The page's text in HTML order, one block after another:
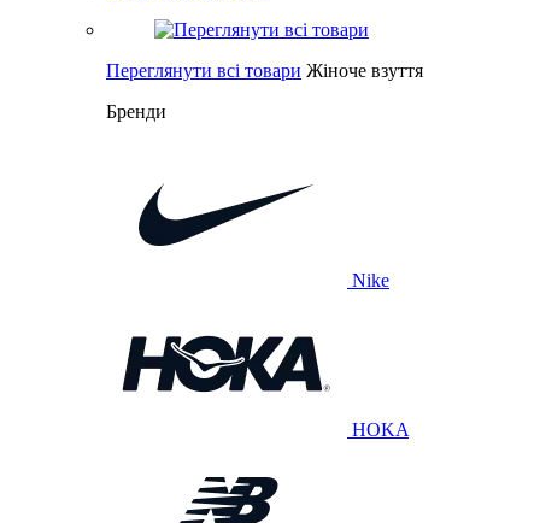
Переглянути всі товари Жіноче взуття
Бренди
Nike
HOKA